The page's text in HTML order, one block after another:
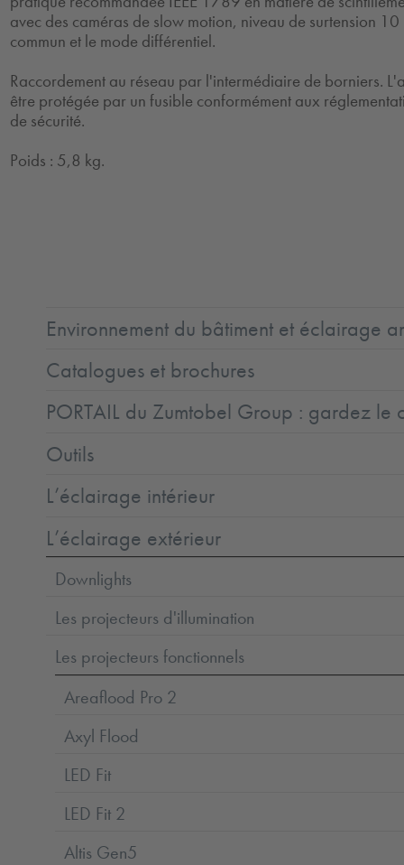
avec des caméras de slow motion, niveau de surtension
commun et le mode différentiel.
Raccordement au réseau par l'intermédiaire de borniers.
être protégée par un fusible conformément aux
de sécurité.
Poids : 5,8 kg.
Environnement du bâtiment et éclairage
Catalogues et brochures
PORTAIL du Zumtobel Group : gardez le
Outils
L’éclairage intérieur
L’éclairage extérieur
Downlights
Les projecteurs d'illumination
Les projecteurs fonctionnels
Areaflood Pro 2
Axyl Flood
LED Fit
LED Fit 2
Altis Gen5